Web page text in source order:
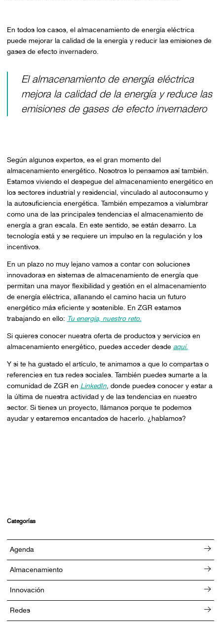
En todos los casos, el almacenamiento de energía eléctrica
puede mejorar la calidad de la energía y reducir las emisiones de
gases de efecto invernadero.
El almacenamiento de energía eléctrica
mejora la calidad de la energía y reduce las
emisiones de gases de efecto invernadero
Según algunos expertos, es el gran momento del
almacenamiento energético. Nosotros lo pensamos así también.
Estamos viviendo el despegue del almacenamiento energético en
los sectores industrial y residencial, vinculado al autoconsumo y
la autosuficiencia energética. También empezamos a vislumbrar
como una de las principales tendencias el almacenamiento de
energía a gran escala. En este sentido, se están desarro. La
tecnología está y se requiere un impulso en la regulación y los
incentivos.
En un plazo no muy lejano vamos a contar con soluciones
innovadoras en sistemas de almacenamiento de energía que
permitan una mayor flexibilidad y gestión en el almacenamiento
de energía eléctrica, allanando el camino hacia un futuro
energético más eficiente y sostenible. En ZGR estamos
trabajando en ello: Tu energía, nuestro reto.
Si quieres conocer nuestra oferta de productos y servicios en
almacenamiento energético, puedes acceder desde aquí.
Y si te ha gustado el artículo, te animamos a que lo compartas o
referencies en tus redes sociales. También puedes sumarte a la
comunidad de ZGR en LinkedIn, donde puedes conocer y estar a
la última de nuestra actividad y de las tendencias en nuestro
sector. Si tienes un proyecto, llámanos porque te podemos
ayudar y estaremos encantados de hacerlo. ¿hablamos?
Categorías
Agenda
Almacenamiento
Innovación
Redes